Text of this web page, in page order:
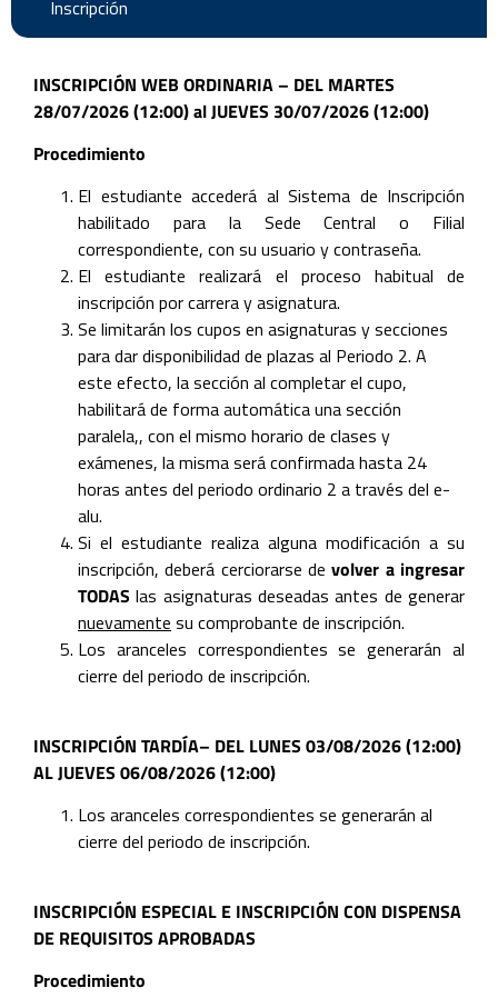
Inscripción
INSCRIPCIÓN WEB ORDINARIA – DEL MARTES
28/07/2026 (12:00) al JUEVES 30/07/2026 (12:00)
Procedimiento
El estudiante accederá al Sistema de Inscripción
habilitado para la Sede Central o Filial
correspondiente, con su usuario y contraseña.
El estudiante realizará el proceso habitual de
inscripción por carrera y asignatura.
Se limitarán los cupos en asignaturas y secciones
para dar disponibilidad de plazas al Periodo 2. A
este efecto, la sección al completar el cupo,
habilitará de forma automática una sección
paralela,, con el mismo horario de clases y
exámenes, la misma será confirmada hasta 24
horas antes del periodo ordinario 2 a través del e-
alu.
Si el estudiante realiza alguna modificación a su
inscripción, deberá cerciorarse devolver a ingresar
TODAS las asignaturas deseadas antes de generar
nuevamente su comprobante de inscripción.
Los aranceles correspondientes se generarán al
cierre del periodo de inscripción.
INSCRIPCIÓN TARDÍA­– DEL LUNES 03/08/2026 (12:00)
AL JUEVES 06/08/2026 (12:00)
Los aranceles correspondientes se generarán al
cierre del periodo de inscripción.
INSCRIPCIÓN ESPECIAL E INSCRIPCIÓN CON DISPENSA
DE REQUISITOS APROBADAS
Procedimiento